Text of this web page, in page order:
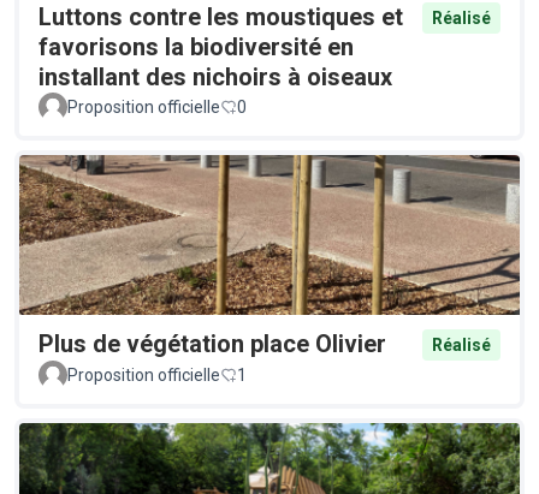
Luttons contre les moustiques et
favorisons la biodiversité en
installant des nichoirs à oiseaux
Réalisé
Proposition officielle 0
Plus de végétation place Olivier
Réalisé
Proposition officielle
1